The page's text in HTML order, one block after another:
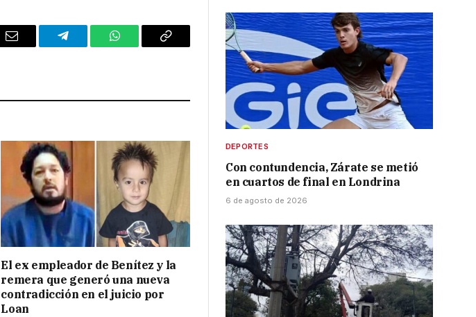
Email Telegram WhatsAppCopy
El ex empleador de Benítez y la
remera que generó una nueva
contradicción en el juicio por
Loan
DEPORTES
Con contundencia, Zárate se metió
en cuartos de final en Londrina
6 de agosto de 2026